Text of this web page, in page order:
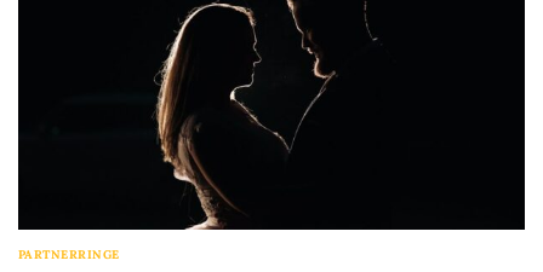
PARTNERRINGE